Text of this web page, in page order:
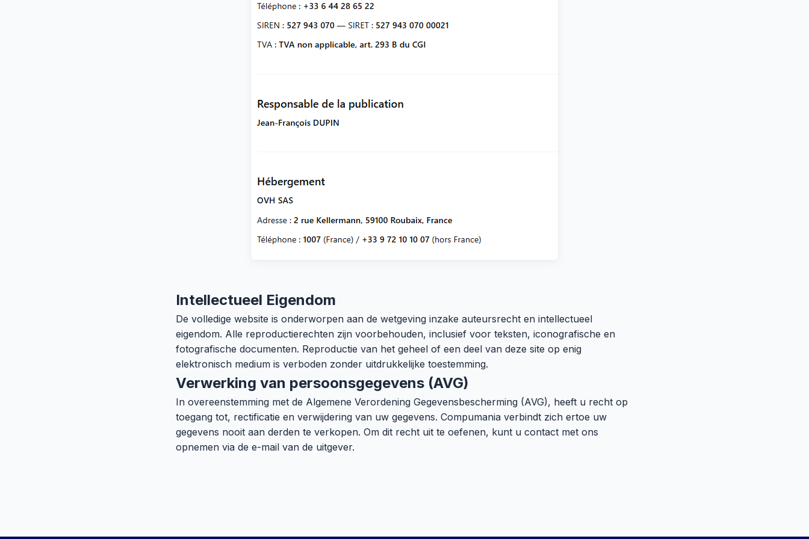
Intellectueel Eigendom
De volledige website is onderworpen aan de wetgeving inzake auteursrecht en intellectueel
eigendom. Alle reproductierechten zijn voorbehouden, inclusief voor teksten, iconografische en
fotografische documenten. Reproductie van het geheel of een deel van deze site op enig
elektronisch medium is verboden zonder uitdrukkelijke toestemming.
Verwerking van persoonsgegevens (AVG)
In overeenstemming met de Algemene Verordening Gegevensbescherming (AVG), heeft u recht op
toegang tot, rectificatie en verwijdering van uw gegevens. Compumania verbindt zich ertoe uw
gegevens nooit aan derden te verkopen. Om dit recht uit te oefenen, kunt u contact met ons
opnemen via de e-mail van de uitgever.